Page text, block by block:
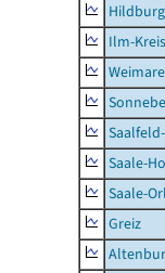
Ilm-Kreis
Saale-
Saale-
Greiz